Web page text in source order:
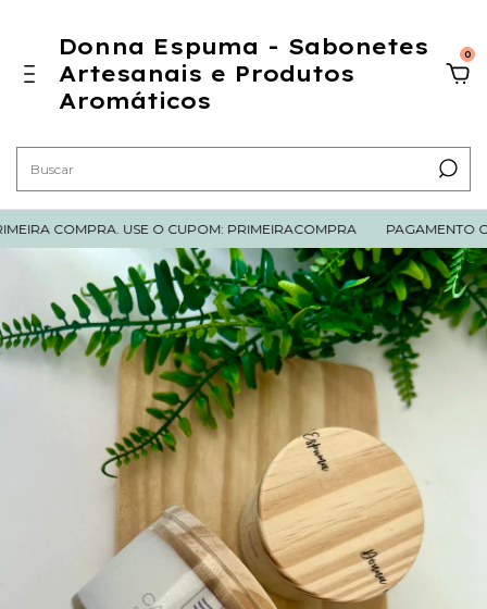
Donna Espuma - Sabonetes
Artesanais e Produtos
Aromáticos
0
COMPRA. USE O CUPOM: PRIMEIRACOMPRA PAGAMENTO